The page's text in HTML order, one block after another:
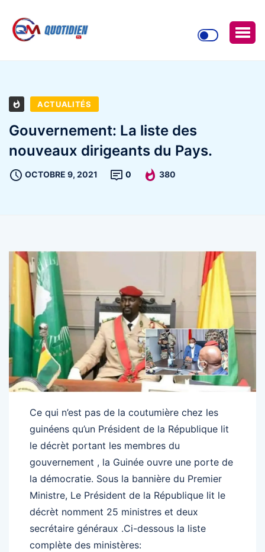
ACTUALITÉS
Gouvernement: La liste des
nouveaux dirigeants du Pays.
OCTOBRE 9, 2021 0 380
Ce qui n’est pas de la coutumière chez les
guinéens qu’un Président de la République lit
le décrèt portant les membres du
gouvernement , la Guinée ouvre une porte de
la démocratie. Sous la bannière du Premier
Ministre, Le Président de la République lit le
décrèt nomment 25 ministres et deux
secrétaire généraux .Ci-dessous la liste
complète des ministères: